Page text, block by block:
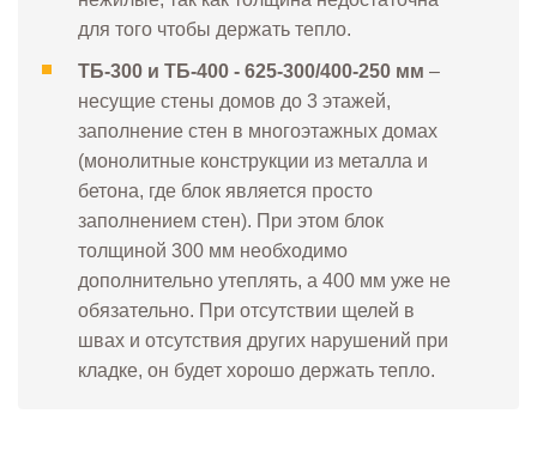
для того чтобы держать тепло.
ТБ-300 и ТБ-400 - 625-300/400-250 мм –
несущие стены домов до 3 этажей,
заполнение стен в многоэтажных домах
(монолитные конструкции из металла и
бетона, где блок является просто
заполнением стен). При этом блок
толщиной 300 мм необходимо
дополнительно утеплять, а 400 мм уже не
обязательно. При отсутствии щелей в
швах и отсутствия других нарушений при
кладке, он будет хорошо держать тепло.